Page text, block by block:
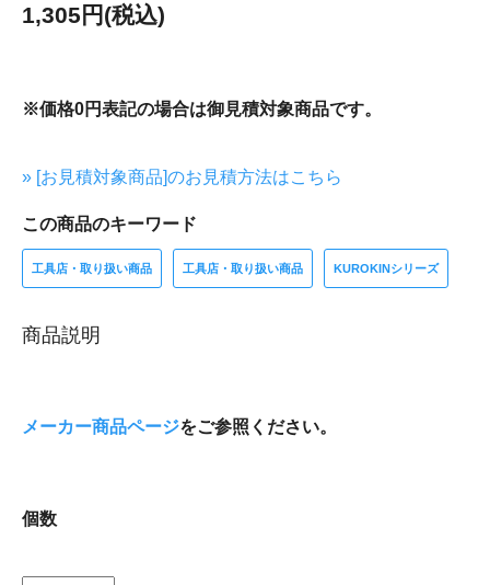
1,305円(税込)
※価格0円表記の場合は御見積対象商品です。
» [お見積対象商品]のお見積方法はこちら
この商品のキーワード
工具店・取り扱い商品 工具店・取り扱い商品 KUROKINシリーズ
商品説明
メーカー商品ページをご参照ください。
個数